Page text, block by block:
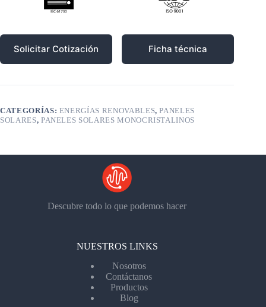
Solicitar Cotización Ficha técnica
CATEGORÍAS: ENERGÍAS RENOVABLES,PANELES
SOLARES, PANELES SOLARES MONOCRISTALINOS
Descubre todo lo que podemos hacer
NUESTROS LINKS
Nosotros
Contáctanos
Productos
Blog